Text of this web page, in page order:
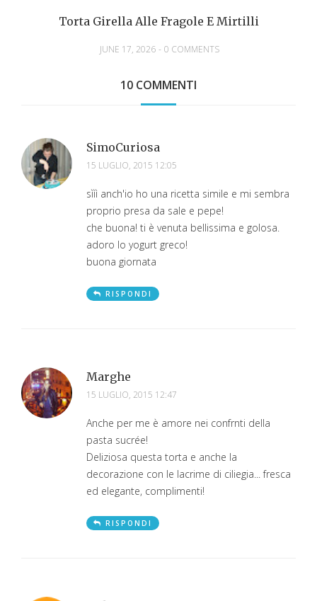
Torta Girella Alle Fragole E Mirtilli
JUNE 17, 2026 - 0 COMMENTS
10 COMMENTI
SimoCuriosa
15 LUGLIO, 2015 12:05
sììì anch'io ho una ricetta simile e mi sembra
proprio presa da sale e pepe!
che buona! ti è venuta bellissima e golosa.
adoro lo yogurt greco!
buona giornata
RISPONDI
Marghe
15 LUGLIO, 2015 12:47
Anche per me è amore nei confrnti della
pasta sucrée!
Deliziosa questa torta e anche la
decorazione con le lacrime di ciliegia... fresca
ed elegante, complimenti!
RISPONDI